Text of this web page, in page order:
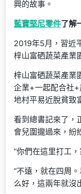
興的故事。
藍寶堅尼零件了解
2019年5月，習近
梓山富硒蔬菜產業
梓山富硒蔬菜產業
企業+一起配合社+
地村平易近脫貧致
看到總書記來了，
會兒圍攏過來，紛
“你們在這里打工
“不遠，就在四周
么好，這兩年就沒